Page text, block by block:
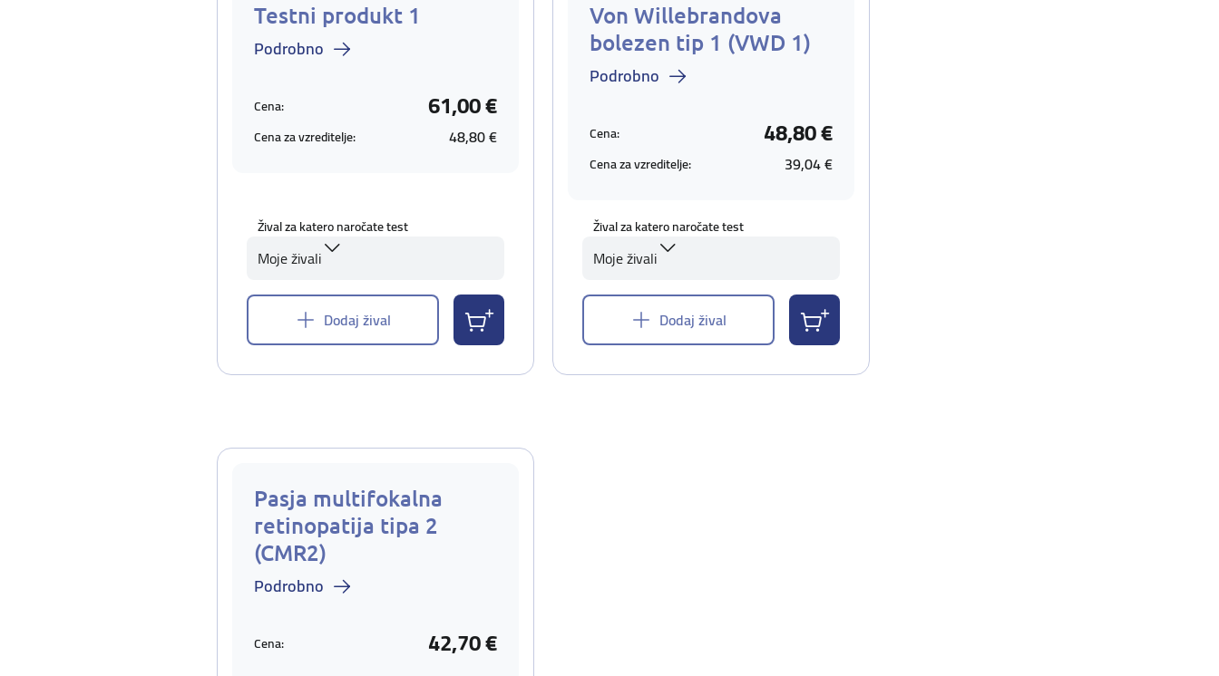
Testni produkt 1
Podrobno
Cena: 61,00 €
Cena za vzreditelje: 48,80 €
Žival za katero naročate test
Moje živali
Dodaj žival
Von Willebrandova
bolezen tip 1 (VWD 1)
Podrobno
Cena: 48,80 €
Cena za vzreditelje: 39,04 €
Žival za katero naročate test
Moje živali
Dodaj žival
Pasja multifokalna
retinopatija tipa 2
(CMR2)
Podrobno
Cena: 42,70 €